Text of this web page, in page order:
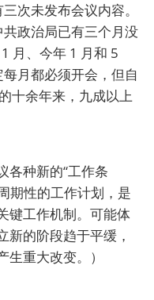
次未发布会议内容。
政治局已有三个月没
月、今年 1 月和 5
月都必须开会，但自
十余年来，九成以上
各种新的“工作条
期性的工作计划，是
键工作机制。可能体
新的阶段趋于平缓，
重大改变。）